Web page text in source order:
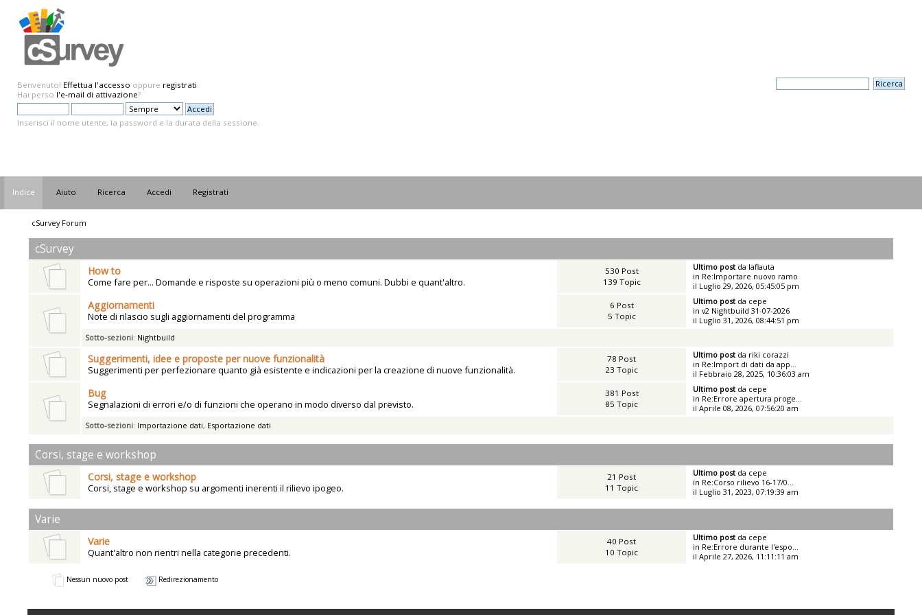
Benvenuto! Effettua l'accesso oppure registrati.
Hai perso l'e-mail di attivazione?
Inserisci il nome utente, la password e la durata della sessione.
Indice Aiuto Ricerca Accedi Registrati
cSurvey Forum
cSurvey
How to
Come fare per... Domande e risposte su operazioni più o meno comuni. Dubbi e quant'altro.
530 Post
139 Topic
Ultimo postda laflauta
in Re:Importare nuovo ramo
il Luglio 29, 2026, 05:45:05 pm
Aggiornamenti
Note di rilascio sugli aggiornamenti del programma
6 Post
5 Topic
Ultimo postda cepe
in v2 Nightbuild 31-07-2026
il Luglio 31, 2026, 08:44:51 pm
Sotto-sezioni: Nightbuild
Suggerimenti, idee e proposte per nuove funzionalità
Suggerimenti per perfezionare quanto già esistente e indicazioni per la creazione di nuove funzionalità.
78 Post
23 Topic
Ultimo postda riki corazzi
in Re:Import di dati da app...
il Febbraio 28, 2025, 10:36:03 am
Bug
Segnalazioni di errori e/o di funzioni che operano in modo diverso dal previsto.
381 Post
85 Topic
Ultimo postda cepe
in Re:Errore apertura proge...
il Aprile 08, 2026, 07:56:20 am
Sotto-sezioni: Importazione dati, Esportazione dati
Corsi, stage e workshop
Corsi, stage e workshop
Corsi, stage e workshop su argomenti inerenti il rilievo ipogeo.
21 Post
11 Topic
Ultimo postda cepe
in Re:Corso rilievo 16-17/0...
il Luglio 31, 2023, 07:19:39 am
Varie
Varie
Quant'altro non rientri nella categorie precedenti.
40 Post
10 Topic
Ultimo postda cepe
in Re:Errore durante l'espo...
il Aprile 27, 2026, 11:11:11 am
Nessun nuovo post Redirezionamento